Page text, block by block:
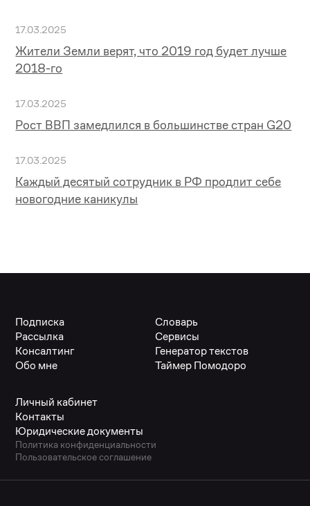
17.03.2025
Жители Земли верят, что 2019 год будет лучше
2018-го
17.03.2025
Рост ВВП замедлился в большинстве стран G20
17.03.2025
Каждый десятый сотрудник в РФ продлит себе
новогодние каникулы
Подписка
Рассылка
Консалтинг
Обо мне
Словарь
Сервисы
Генератор текстов
Таймер Помодоро
Личный кабинет
Контакты
Юридические документы
Политика конфиденциальности
Пользовательское соглашение